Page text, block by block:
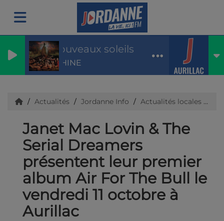
Les nouveaux soleils
INDOCHINE
Actualités Jordanne Info Actualités locales
Janet Mac Lovin & The
Serial Dreamers
présentent leur premier
album Air For The Bull le
vendredi 11 octobre à
Aurillac